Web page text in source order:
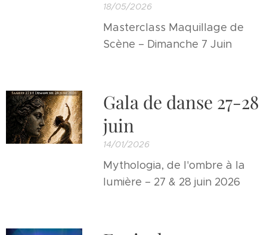
18/05/2026
Masterclass Maquillage de
Scène – Dimanche 7 Juin
Gala de danse 27-28
juin
14/01/2026
Mythologia, de l'ombre à la
lumière – 27 & 28 juin 2026